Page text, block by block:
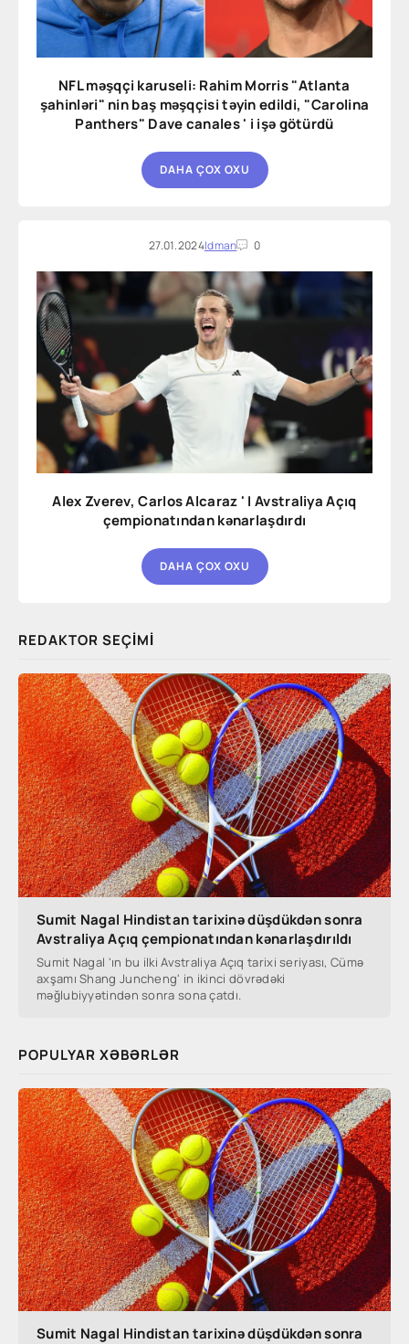
NFL məşqçi karuseli: Rahim Morris "Atlanta
şahinləri" nin baş məşqçisi təyin edildi, "Carolina
Panthers" Dave canales ' i işə götürdü
DAHA ÇOX OXU
27.01.2024Idman 0
Alex Zverev, Carlos Alcaraz ' I Avstraliya Açıq
çempionatından kənarlaşdırdı
DAHA ÇOX OXU
REDAKTOR SEÇIMI
Sumit Nagal Hindistan tarixinə düşdükdən sonra
Avstraliya Açıq çempionatından kənarlaşdırıldı
Sumit Nagal 'ın bu ilki Avstraliya Açıq tarixi seriyası, Cümə
axşamı Shang Juncheng' in ikinci dövrədəki
məğlubiyyətindən sonra sona çatdı.
POPULYAR XƏBƏRLƏR
Sumit Nagal Hindistan tarixinə düşdükdən sonra